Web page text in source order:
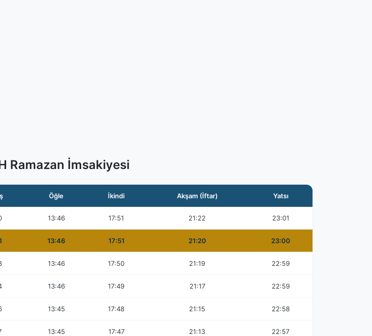
Ramazan İmsakiyesi
Öğle İkindi Akşam (İftar) Yatsı
13:46 17:51 21:22 23:01
13:46 17:51 21:20 23:00
13:46 17:50 21:19 22:59
13:46 17:49 21:17 22:59
13:45 17:48 21:15 22:58
13:45 17:47 21:13 22:57